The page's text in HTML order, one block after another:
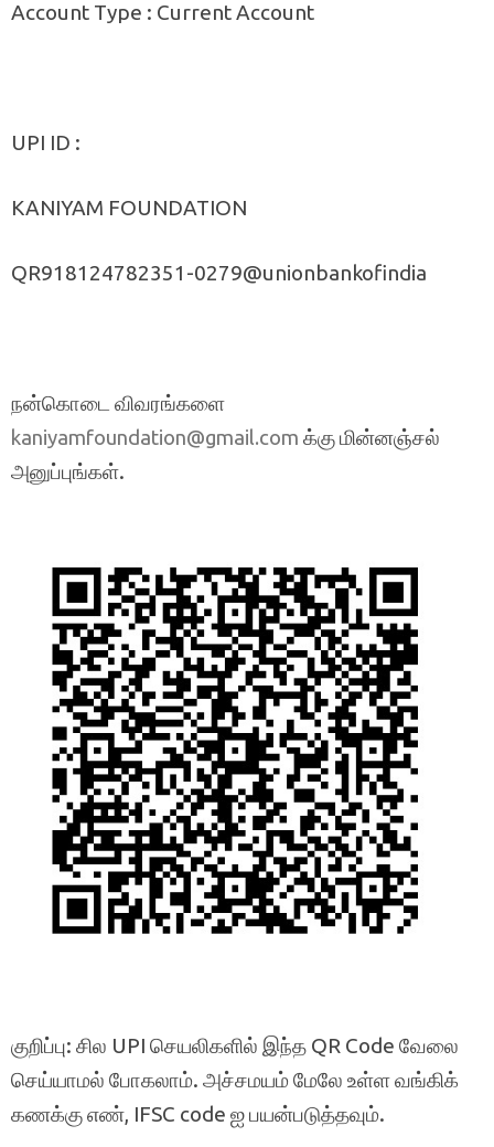
Account Type : Current Account
UPI ID :
KANIYAM FOUNDATION
QR918124782351-0279@unionbankofindia
நன்கொடை விவரங்களை
kaniyamfoundation@gmail.com க்கு மின்னஞ்சல்
அனுப்புங்கள்.
குறிப்பு: சில UPI செயலிகளில் இந்த QR Code வேலை
செய்யாமல் போகலாம். அச்சமயம் மேலே உள்ள வங்கிக்
கணக்கு எண், IFSC code ஐ பயன்படுத்தவும்.